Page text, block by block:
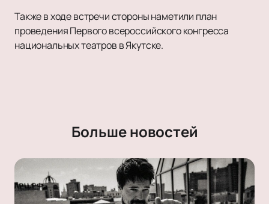
Также в ходе встречи стороны наметили план
проведения Первого всероссийского конгресса
национальных театров в Якутске.
Больше новостей